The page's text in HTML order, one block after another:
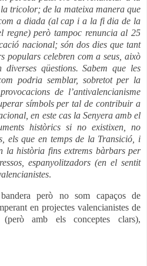
tricolor; de la mateixa manera que
a diada (al cap i a la fi dia de la
regne) però tampoc renuncia al 25
nacional; són dos dies que tant
populars celebren com a seus, això
qüestions. Sabem que les
podria semblar, sobretot per la
de l’antivalencianisme
símbols per tal de contribuir a
en este cas la Senyera amb el
històrics si no existixen, no
els que en temps de la Transició, i
la història fins extrems bàrbars per
espanyolitzadors (en el sentit
.
però no som capaços de
en projectes valencianistes de
amb els conceptes clars),